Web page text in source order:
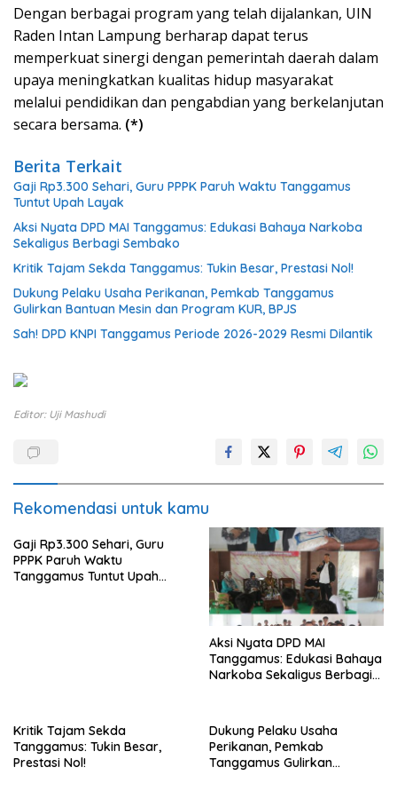
Dengan berbagai program yang telah dijalankan, UIN
Raden Intan Lampung berharap dapat terus
memperkuat sinergi dengan pemerintah daerah dalam
upaya meningkatkan kualitas hidup masyarakat
melalui pendidikan dan pengabdian yang berkelanjutan
secara bersama. (*)
Berita Terkait
Gaji Rp3.300 Sehari, Guru PPPK Paruh Waktu Tanggamus
Tuntut Upah Layak
Aksi Nyata DPD MAI Tanggamus: Edukasi Bahaya Narkoba
Sekaligus Berbagi Sembako
Kritik Tajam Sekda Tanggamus: Tukin Besar, Prestasi Nol!
Dukung Pelaku Usaha Perikanan, Pemkab Tanggamus
Gulirkan Bantuan Mesin dan Program KUR, BPJS
Sah! DPD KNPI Tanggamus Periode 2026-2029 Resmi Dilantik
Editor: Uji Mashudi
Rekomendasi untuk kamu
Gaji Rp3.300 Sehari, Guru
PPPK Paruh Waktu
Tanggamus Tuntut Upah
Aksi Nyata DPD MAI
Tanggamus: Edukasi Bahaya
Narkoba Sekaligus Berbagi
Kritik Tajam Sekda
Tanggamus: Tukin Besar,
Prestasi Nol!
Dukung Pelaku Usaha
Perikanan, Pemkab
Tanggamus Gulirkan